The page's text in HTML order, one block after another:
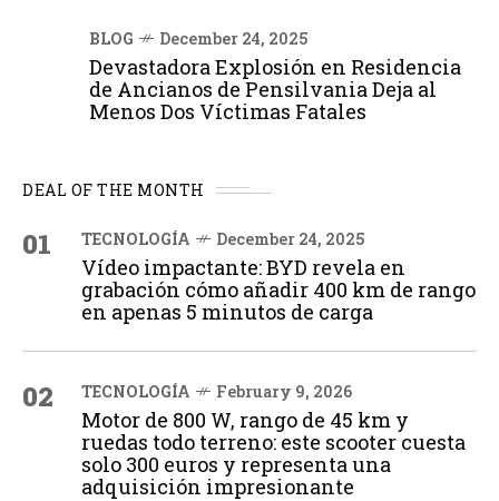
BLOG December 24, 2025
Devastadora Explosión en Residencia
de Ancianos de Pensilvania Deja al
Menos Dos Víctimas Fatales
DEAL OF THE MONTH
01 TECNOLOGÍA December 24, 2025
Vídeo impactante: BYD revela en
grabación cómo añadir 400 km de rango
en apenas 5 minutos de carga
02 TECNOLOGÍA February 9, 2026
Motor de 800 W, rango de 45 km y
ruedas todo terreno: este scooter cuesta
solo 300 euros y representa una
adquisición impresionante